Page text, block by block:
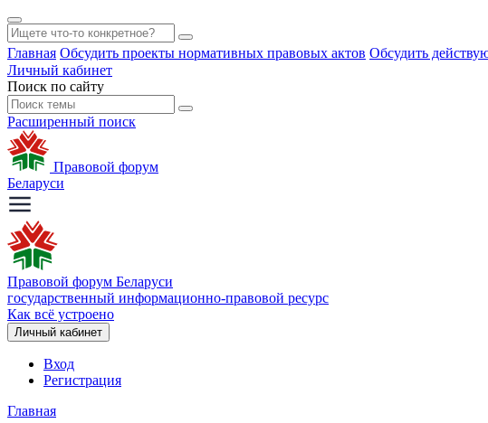
Главная Обсудить проекты нормативных правовых актов Обсудить
Личный кабинет
Поиск по сайту
Расширенный поиск
Правовой форум
Беларуси
Правовой форум Беларуси
государственный информационно-правовой ресурс
Как всё устроено
Личный кабинет
Вход
Регистрация
Главная